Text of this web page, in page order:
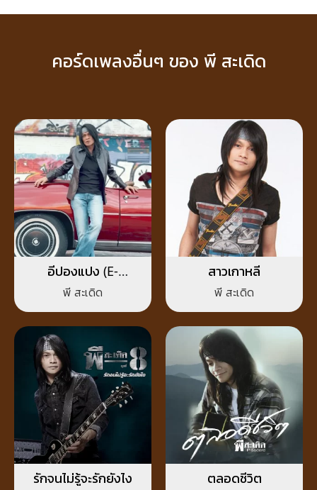
คอร์ดเพลงอื่นๆ ของ พี สะเดิด
อีปองแปง (E-
Pongpang)
พี สะเดิด
สาวเกาหลี
พี สะเดิด
รักจนไม่รู้จะรักยังไง ตลอดชีวิต